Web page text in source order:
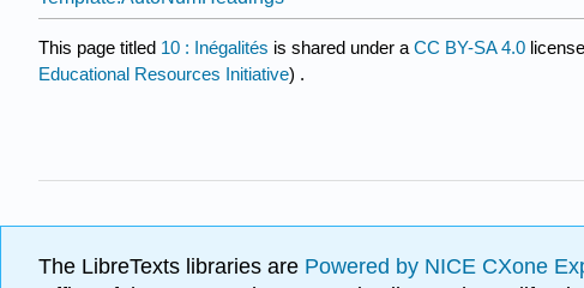
This page titled 10 : Inégalités is shared under a CC BY-SA 4.0
Educational Resources Initiative) .
The LibreTexts libraries are Powered by NICE CXone